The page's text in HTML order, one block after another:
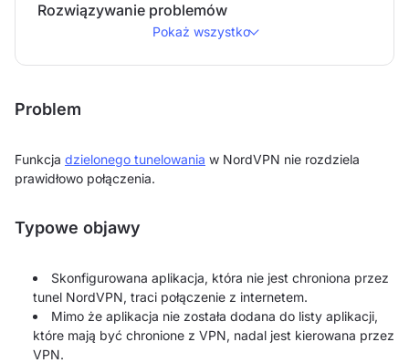
Rozwiązywanie problemów
Pokaż wszystko
Problem
Funkcja dzielonego tunelowania w NordVPN nie rozdziela
prawidłowo połączenia.
Typowe objawy
Skonfigurowana aplikacja, która nie jest chroniona przez
tunel NordVPN, traci połączenie z internetem.
Mimo że aplikacja nie została dodana do listy aplikacji,
które mają być chronione z VPN, nadal jest kierowana przez
VPN.